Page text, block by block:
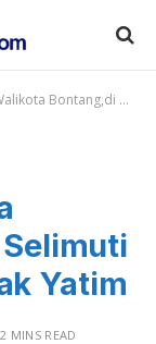
Senyum Bahagia Anak Yatim
Yatim
2 MINS READ